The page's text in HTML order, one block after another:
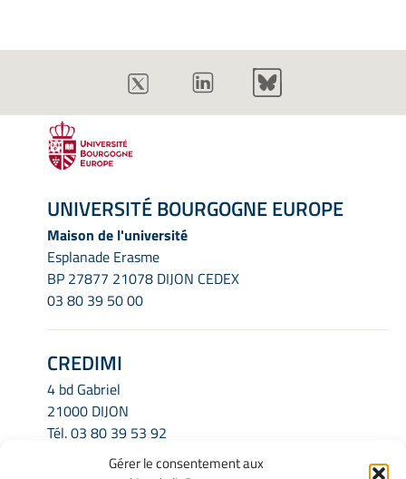
Gérer le consentement aux
UNIVERSITÉ BOURGOGNE EUROPE
Maison de l'université
Esplanade Erasme
BP 27877 21078 DIJON CEDEX
03 80 39 50 00
CREDIMI
4 bd Gabriel
21000 DIJON
Tél.03 80 39 53 92
credimi.secretariat@u-bourgogne.fr